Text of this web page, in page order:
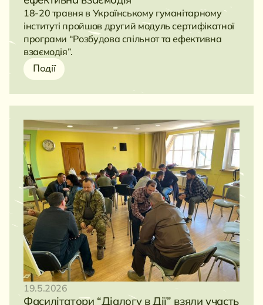
18-20 травня в Українському гуманітарному
інституті пройшов другий модуль сертифікатної
програми “Розбудова спільнот та ефективна
взаємодія”.
Події
19.5.2026
Фасилітатори “Діалогу в Дії” взяли участь